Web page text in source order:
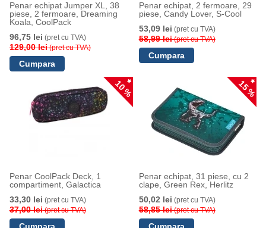
Penar echipat Jumper XL, 38
piese, 2 fermoare, Dreaming
Koala, CoolPack
96,75 lei (pret cu TVA)
129,00 lei(pret cu TVA)
Penar echipat, 2 fermoare, 29
piese, Candy Lover, S-Cool
53,09 lei (pret cu TVA)
58,99 lei(pret cu TVA)
10 %
Penar CoolPack Deck, 1
compartiment, Galactica
33,30 lei (pret cu TVA)
37,00 lei(pret cu TVA)
15 %
Penar echipat, 31 piese, cu 2
clape, Green Rex, Herlitz
50,02 lei (pret cu TVA)
58,85 lei(pret cu TVA)